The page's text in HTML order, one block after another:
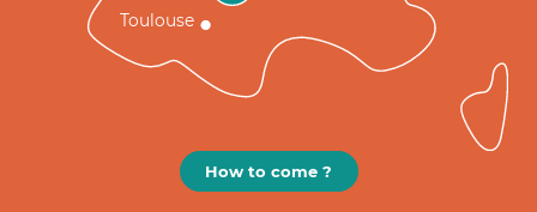
Toulouse
How to come ?